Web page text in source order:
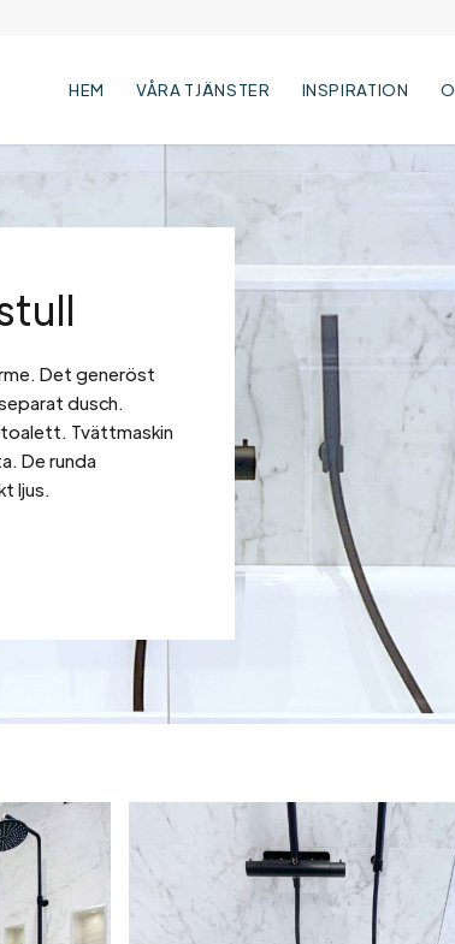
HEM VÅRA TJÄNSTER INSPIRATION
Det generöst
dusch.
Tvättmaskin
De runda
ljus.